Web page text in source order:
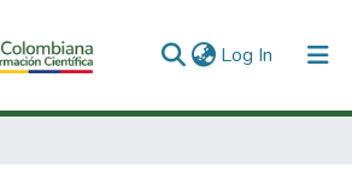
Log In (current)